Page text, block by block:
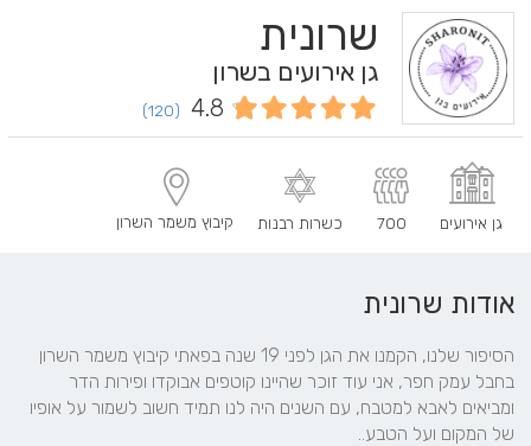
שרונית
גן אירועים בשרון
4.8
(120)
גן אירועים 700 כשרות רבנות קיבוץ משמר השרון
אודות שרונית